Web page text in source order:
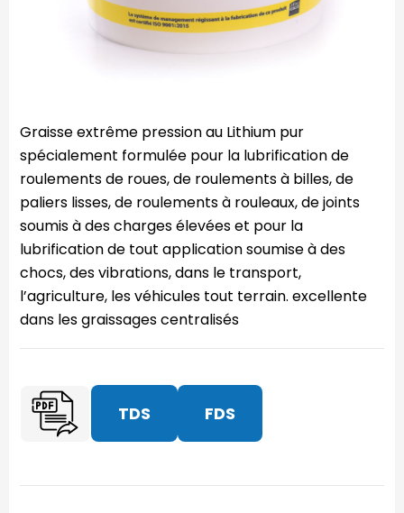
Graisse extrême pression au Lithium pur
spécialement formulée pour la lubrification de
roulements de roues, de roulements à billes, de
paliers lisses, de roulements à rouleaux, de joints
soumis à des charges élevées et pour la
lubrification de tout application soumise à des
chocs, des vibrations, dans le transport,
l’agriculture, les véhicules tout terrain. excellente
dans les graissages centralisés
TDS FDS